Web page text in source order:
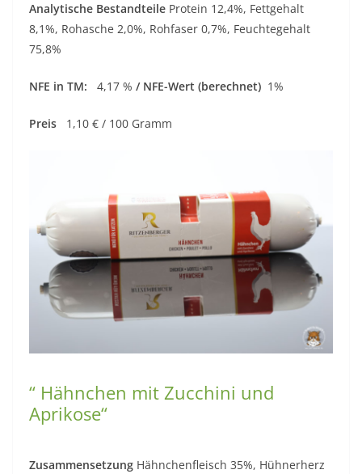
Analytische Bestandteile Protein 12,4%, Fettgehalt
8,1%, Rohasche 2,0%, Rohfaser 0,7%, Feuchtegehalt
75,8%
NFE in TM: 4,17 % / NFE-Wert (berechnet) 1%
Preis 1,10 € / 100 Gramm
“ Hähnchen mit Zucchini und
Aprikose“
Zusammensetzung Hähnchenfleisch 35%, Hühnerherz